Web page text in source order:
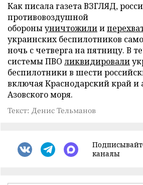
Как писала газета ВЗГЛЯД,
противовоздушной
обороныуничтожилии
украинских беспилотников
ночь с четверга на пятницу. В
системы ПВО ликвидировали
беспилотники в шести
включая Краснодарский край и
Азовского моря.
Текст: Денис Тельманов
каналы